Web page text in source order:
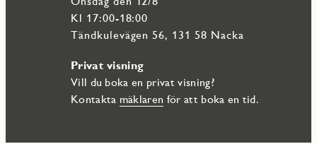
Kl 17:00-18:00
Tändkulevägen 56, 131 58 Nacka
Privat visning
Vill du boka en privat visning?
Kontakta mäklaren för att boka en tid.